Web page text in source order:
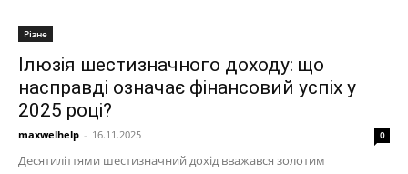
Різне
Ілюзія шестизначного доходу: що
насправді означає фінансовий успіх у
2025 році?
maxwelhelp - 16.11.2025 0
Десятиліттями шестизначний дохід вважався золотим